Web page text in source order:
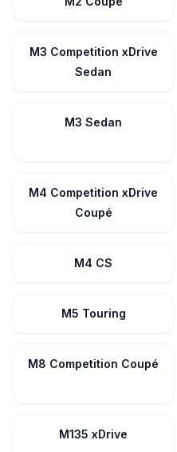
M3 Competition xDrive
Sedan
M3 Sedan
M4 Competition xDrive
Coupé
M4 CS
M5 Touring
M8 Competition Coupé
M135 xDrive